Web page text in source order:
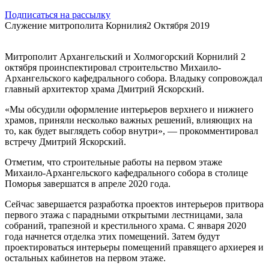
Подписаться на рассылку
Служение митрополита Корнилия2 Октября 2019
Митрополит Архангельский и Холмогорский Корнилий 2
октября проинспектировал строительство Михаило-
Архангельского кафедрального собора. Владыку сопровождал
главный архитектор храма Дмитрий Яскорский.
«Мы обсудили оформление интерьеров верхнего и нижнего
храмов, приняли несколько важных решений, влияющих на
то, как будет выглядеть собор внутри», — прокомментировал
встречу Дмитрий Яскорский.
Отметим, что строительные работы на первом этаже
Михаило-Архангельского кафедрального собора в столице
Поморья завершатся в апреле 2020 года.
Сейчас завершается разработка проектов интерьеров притвора
первого этажа с парадными открытыми лестницами, зала
собраний, трапезной и крестильного храма. С января 2020
года начнется отделка этих помещений. Затем будут
проектироваться интерьеры помещений правящего архиерея и
остальных кабинетов на первом этаже.